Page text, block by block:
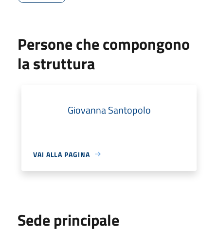
Persone che compongono
la struttura
Giovanna Santopolo
VAI ALLA PAGINA
Sede principale